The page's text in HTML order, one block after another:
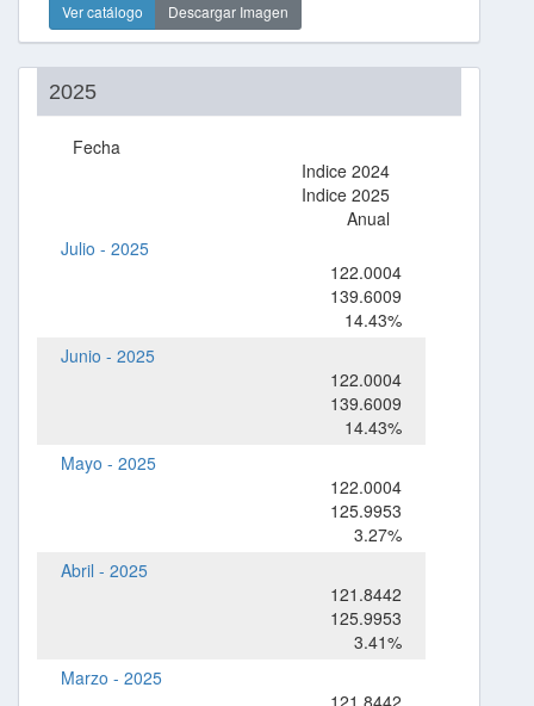
Ver catálogo Descargar Imagen
2025
Fecha
Indice 2024
Indice 2025
Anual
Julio - 2025
122.0004
139.6009
14.43%
Junio - 2025
122.0004
139.6009
14.43%
Mayo - 2025
122.0004
125.9953
3.27%
Abril - 2025
121.8442
125.9953
3.41%
Marzo - 2025
121.8442